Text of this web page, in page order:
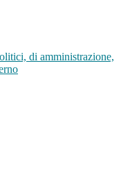
di amministrazione,